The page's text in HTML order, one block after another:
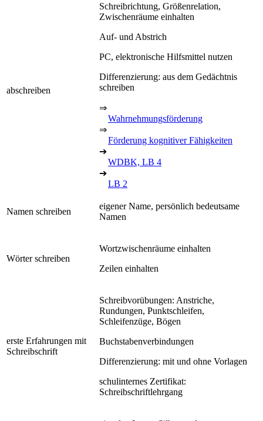
abschreiben
Schreibrichtung, Größenrelation,
Zwischenräume einhalten
Auf- und Abstrich
PC, elektronische Hilfsmittel nutzen
Differenzierung: aus dem Gedächtnis
schreiben
⇒
Wahrnehmungsförderung
⇒
Förderung kognitiver Fähigkeiten
➔
WDBK, LB 4
➔
LB 2
Namen schreiben
eigener Name, persönlich bedeutsame
Namen
Wörter schreiben
Wortzwischenräume einhalten
Zeilen einhalten
erste Erfahrungen mit
Schreibschrift
Schreibvorübungen: Anstriche,
Rundungen, Punktschleifen,
Schleifenzüge, Bögen
Buchstabenverbindungen
Differenzierung: mit und ohne Vorlagen
schulinternes Zertifikat:
Schreibschriftlehrgang